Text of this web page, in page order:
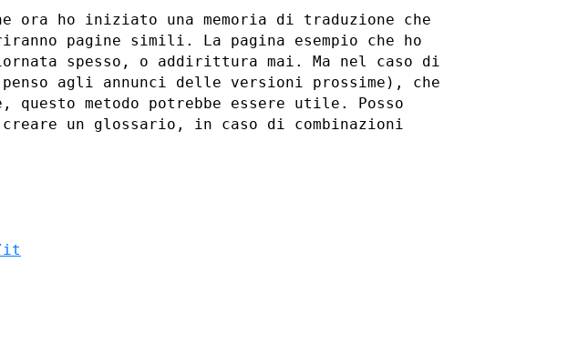
ora ho iniziato una memoria di traduzione che
pagine simili. La pagina esempio che ho
spesso, o addirittura mai. Ma nel caso di
agli annunci delle versioni prossime), che
metodo potrebbe essere utile. Posso
un glossario, in caso di combinazioni
it